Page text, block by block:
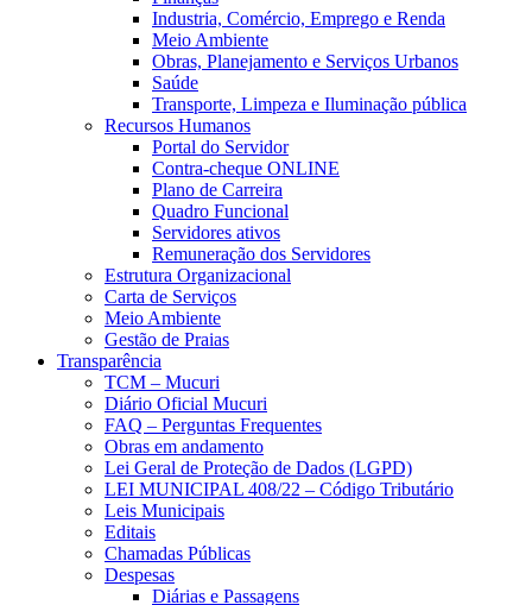
Industria, Comércio, Emprego e Renda
Meio Ambiente
Obras, Planejamento e Serviços Urbanos
Saúde
Transporte, Limpeza e Iluminação pública
Recursos Humanos
Portal do Servidor
Contra-cheque ONLINE
Plano de Carreira
Quadro Funcional
Servidores ativos
Remuneração dos Servidores
Estrutura Organizacional
Carta de Serviços
Meio Ambiente
Gestão de Praias
Transparência
TCM – Mucuri
Diário Oficial Mucuri
FAQ – Perguntas Frequentes
Obras em andamento
Lei Geral de Proteção de Dados (LGPD)
LEI MUNICIPAL 408/22 – Código Tributário
Leis Municipais
Editais
Chamadas Públicas
Despesas
Diárias e Passagens